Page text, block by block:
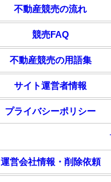
不動産競売の流れ
競売FAQ
不動産競売の用語集
サイト運営者情報
プライバシーポリシー
運営会社情報・削除依頼